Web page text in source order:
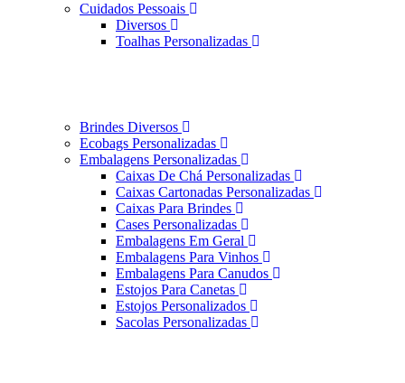
Cuidados Pessoais
Diversos
Toalhas Personalizadas
Brindes Diversos
Ecobags Personalizadas
Embalagens Personalizadas
Caixas De Chá Personalizadas
Caixas Cartonadas Personalizadas
Caixas Para Brindes
Cases Personalizadas
Embalagens Em Geral
Embalagens Para Vinhos
Embalagens Para Canudos
Estojos Para Canetas
Estojos Personalizados
Sacolas Personalizadas